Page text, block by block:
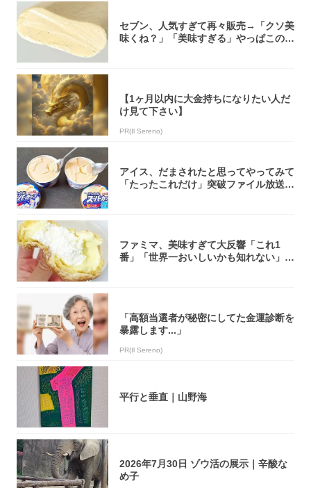
セブン、人気すぎて再々販売→「クソ美
味くね？」「美味すぎる」やっぱこのク
【1ヶ月以内に大金持ちになりたい人だ
け見て下さい】
PR(Il Sereno)
アイス、だまされたと思ってやってみて
「たったこれだけ」突破ファイル放送で
ファミマ、美味すぎて大反響「これ1
番」「世界一おいしいかも知れない」
「高額当選者が秘密にしてた金運診断を
暴露します...」
PR(Il Sereno)
平行と垂直｜山野海
2026年7月30日 ゾウ活の展示｜辛酸な
め子